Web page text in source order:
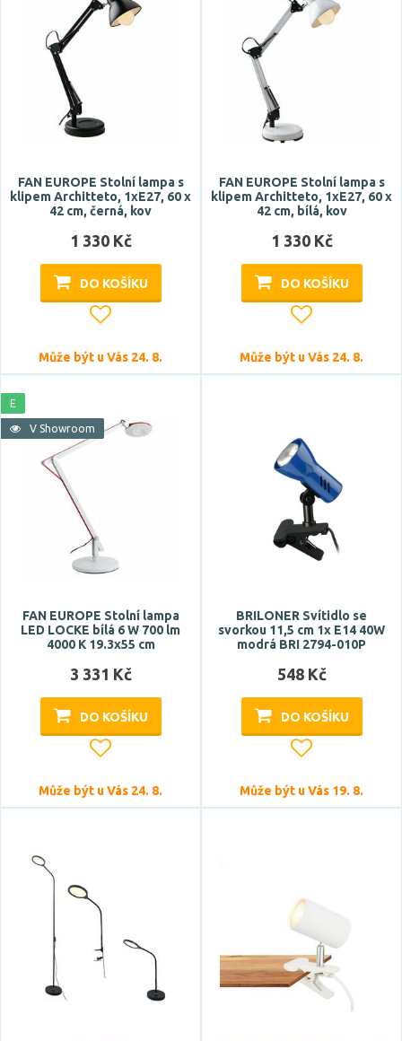
Typ zdroje
ano
černá
dřevo
Materiál
ocel
plast
Funkce
ohebné rameno
vypínač na těle
Styl
design
industriální
klasický
moderní
FAN EUROPE Stolní lampa s
klipem Architteto, 1xE27, 60 x
42 cm, černá, kov
1 330 Kč
DO KOŠÍKU
Může být u Vás 24. 8.
FAN EUROPE Stolní lampa s
klipem Architteto, 1xE27, 60 x
42 cm, bílá, kov
1 330 Kč
DO KOŠÍKU
Může být u Vás 24. 8.
E
V Showroom
FAN EUROPE Stolní lampa
LED LOCKE bílá 6 W 700 lm
4000 K 19.3x55 cm
3 331 Kč
DO KOŠÍKU
Může být u Vás 24. 8.
BRILONER Svítidlo se
svorkou 11,5 cm 1x E14 40W
modrá BRI 2794-010P
548 Kč
DO KOŠÍKU
Může být u Vás 19. 8.